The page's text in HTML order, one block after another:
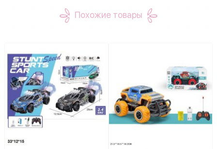
Похожие товары